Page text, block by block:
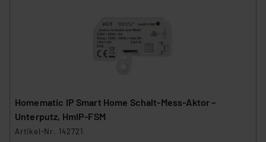
Homematic IP Smart Home Schalt-Mess-Aktor –
Unterputz, HmIP-FSM
Artikel-Nr. 142721